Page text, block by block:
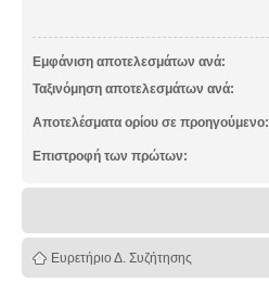
Εμφάνιση αποτελεσμάτων ανά:
Ταξινόμηση αποτελεσμάτων ανά:
Αποτελέσματα ορίου σε προηγούμενο:
Επιστροφή των πρώτων:
Ευρετήριο Δ. Συζήτησης